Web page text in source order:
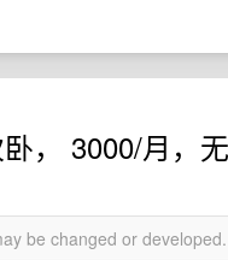
， 3000/月，
be changed or developed.